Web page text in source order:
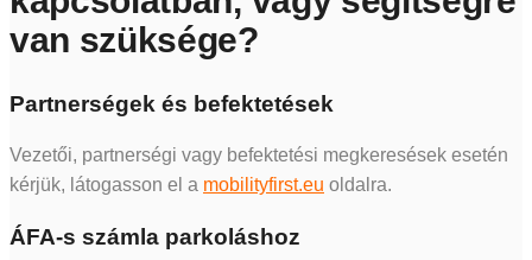
van szüksége?
Partnerségek és befektetések
Vezetői, partnerségi vagy befektetési megkeresések esetén
kérjük, látogasson el a mobilityfirst.eu oldalra.
ÁFA-s számla parkoláshoz